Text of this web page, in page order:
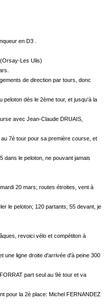
en D3 .
Les Ulis)
de direction par tours, donc
dès le 2ème tour, et jusqu'à la
avec Jean-Claude DRUAIS,
7è tour pour sa première course, et
dans le peloton, ne pouvant jamais
20 mars; routes étroites, vent à
le peloton; 120 partants, 55 devant, je
revoici vélo et compétiton à
une ligne droite d'arrivée d'à peine 300
part seul au 9è tour et va
pour la 2è place: Michel FERNANDEZ